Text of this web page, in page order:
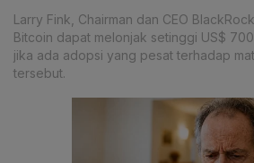
Larry Fink, Chairman dan CEO
Bitcoin dapat melonjak setinggi US$
jika ada adopsi yang pesat terhadap
tersebut.